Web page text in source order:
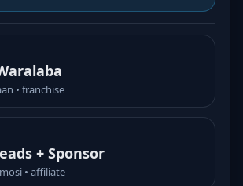
• franchise
+ Sponsor
• affiliate